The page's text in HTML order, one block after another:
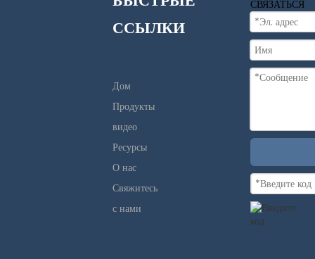
ССЫЛКИ
Дом
Продукты
видео
Ресурсы
О нас
Свяжитесь
с нами
СВЯЗАТЬСЯ